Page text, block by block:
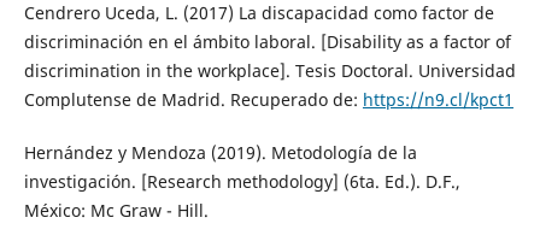
Cendrero Uceda, L. (2017) La discapacidad como factor de
discriminación en el ámbito laboral. [Disability as a factor of
discrimination in the workplace]. Tesis Doctoral. Universidad
Complutense de Madrid. Recuperado de: https://n9.cl/kpct1
Hernández y Mendoza (2019). Metodología de la
investigación. [Research methodology] (6ta. Ed.). D.F.,
México: Mc Graw - Hill.